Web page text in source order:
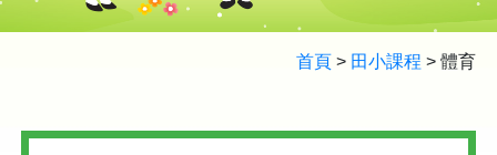
首頁 > 田小課程 > 體育